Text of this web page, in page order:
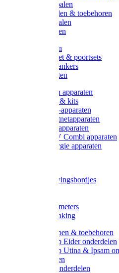
Kunststof palen
T-Post t-palen & toebehoren
Glasfiber palen
Houten palen
Poortgrepen
Doorgangset & poortsets
Poortgreepankers
Weidepoorten
Onderdelen apparaten
Starter sets & kits
9V Batterij-apparaten
230V Lichtnetapparaten
12V Accu-apparaten
230V / 12V Combi apparaten
Zonne-energie apparaten
Waarschuwingsbordjes
Wegers en meters
Video bewaking
Weidepompen & toebehoren
Weidepomp Eider onderdelen
Weidepomp Utina & Ipsam
Drinkbakken
Drinkbak onderdelen